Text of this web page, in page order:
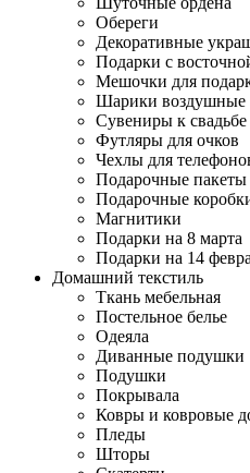
Обереги
Декоративные
Подарки с
Мешочки для
Шарики воздушные
Сувениры к свадьбе
Футляры для очков
Чехлы для
Подарочные пакеты
Подарочные
Магнитики
Подарки на 8 марта
Подарки на 14
Домашний текстиль
Ткань мебельная
Постельное белье
Одеяла
Диванные подушки
Подушки
Покрывала
Ковры и ковровые
Пледы
Шторы